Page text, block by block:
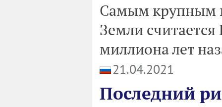
Самым крупным
Земли
миллиона лет
21.04.2021
Последний